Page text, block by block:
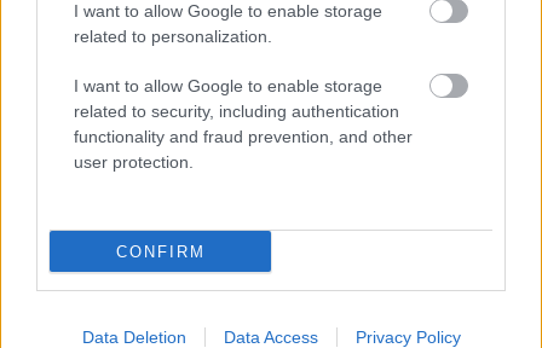
I want to allow Google to enable storage
related to personalization.
I want to allow Google to enable storage
related to security, including authentication
functionality and fraud prevention, and other
user protection.
CONFIRM
Data Deletion Data Access Privacy Policy
Új lemezzel tér vissza
Magyarországra Tony MacAlpine - A
gitáros március végén lép fel
Budapesten